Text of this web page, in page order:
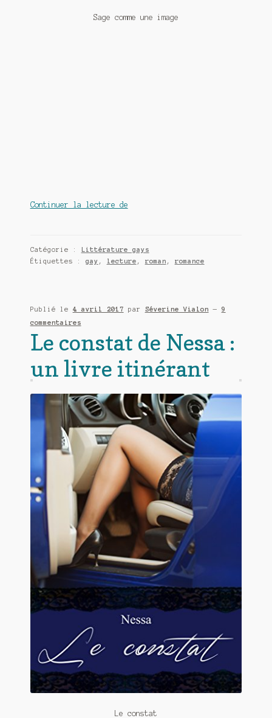
Sage comme une image
Continuer la lecture deSage
Catégorie : Littérature gays
Étiquettes : gay , lecture , roman , romance
Publié le 4 avril 2017 par Séverine Vialon — 9
commentaires
Le constat de Nessa :
un livre itinérant
Le constat